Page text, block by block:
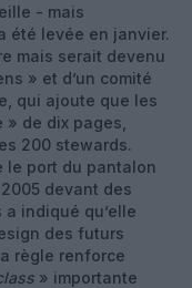
- mais
été levée en janvier.
mais serait devenu
» et d’un comité
qui ajoute que les
de dix pages,
200 stewards.
le port du pantalon
devant des
indiqué qu’elle
des futurs
règle renforce
» importante